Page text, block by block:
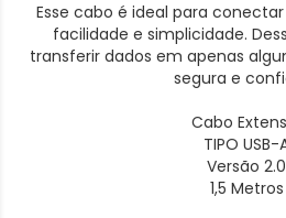
Esse cabo é ideal para
facilidade e simplicidade.
transferir dados em apenas
segura e
Cabo
TIPO USB-
Versão 2.0
1,5 Metros